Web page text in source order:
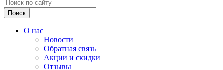
Поиск
О нас
Новости
Обратная связь
Акции и скидки
Отзывы